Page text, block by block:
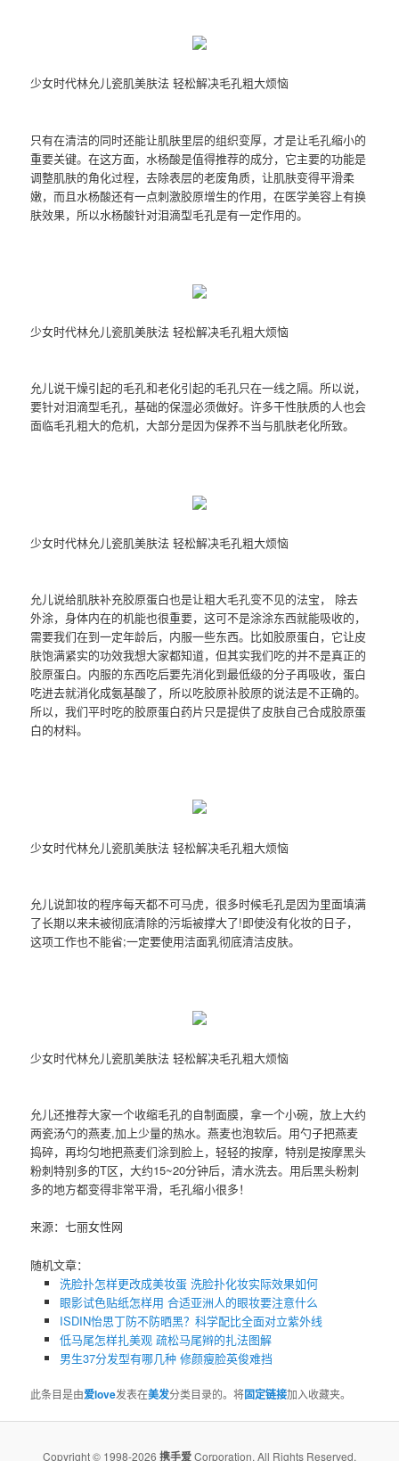
少女时代林允儿瓷肌美肤法 轻松解决毛孔粗大烦恼
只有在清洁的同时还能让肌肤里层的组织变厚，才是让毛孔缩小的
重要关键。在这方面，水杨酸是值得推荐的成分，它主要的功能是
调整肌肤的角化过程，去除表层的老废角质，让肌肤变得平滑柔
嫩，而且水杨酸还有一点刺激胶原增生的作用，在医学美容上有换
肤效果，所以水杨酸针对泪滴型毛孔是有一定作用的。
少女时代林允儿瓷肌美肤法 轻松解决毛孔粗大烦恼
允儿说干燥引起的毛孔和老化引起的毛孔只在一线之隔。所以说，
要针对泪滴型毛孔，基础的保湿必须做好。许多干性肤质的人也会
面临毛孔粗大的危机，大部分是因为保养不当与肌肤老化所致。
少女时代林允儿瓷肌美肤法 轻松解决毛孔粗大烦恼
允儿说给肌肤补充胶原蛋白也是让粗大毛孔变不见的法宝， 除去
外涂，身体内在的机能也很重要，这可不是涂涂东西就能吸收的，
需要我们在到一定年龄后，内服一些东西。比如胶原蛋白，它让皮
肤饱满紧实的功效我想大家都知道，但其实我们吃的并不是真正的
胶原蛋白。内服的东西吃后要先消化到最低级的分子再吸收，蛋白
吃进去就消化成氨基酸了，所以吃胶原补胶原的说法是不正确的。
所以，我们平时吃的胶原蛋白药片只是提供了皮肤自己合成胶原蛋
白的材料。
少女时代林允儿瓷肌美肤法 轻松解决毛孔粗大烦恼
允儿说卸妆的程序每天都不可马虎，很多时候毛孔是因为里面填满
了长期以来未被彻底清除的污垢被撑大了!即使没有化妆的日子，
这项工作也不能省;一定要使用洁面乳彻底清洁皮肤。
少女时代林允儿瓷肌美肤法 轻松解决毛孔粗大烦恼
允儿还推荐大家一个收缩毛孔的自制面膜，拿一个小碗，放上大约
两瓷汤勺的燕麦,加上少量的热水。燕麦也泡软后。用勺子把燕麦
捣碎，再均匀地把燕麦们涂到脸上，轻轻的按摩，特别是按摩黑头
粉刺特别多的T区，大约15~20分钟后，清水洗去。用后黑头粉刺
多的地方都变得非常平滑，毛孔缩小很多！
来源：七丽女性网
随机文章：
洗脸扑怎样更改成美妆蛋 洗脸扑化妆实际效果如何
眼影试色贴纸怎样用 合适亚洲人的眼妆要注意什么
ISDIN怡思丁防不防晒黑？科学配比全面对立紫外线
低马尾怎样扎美观 疏松马尾辫的扎法图解
男生37分发型有哪几种 修颜瘦脸英俊难挡
此条目是由爱love发表在美发分类目录的。将固定链接加入收藏夹。
Copyright © 1998-2026 携手爱Corporation, All Rights Reserved.